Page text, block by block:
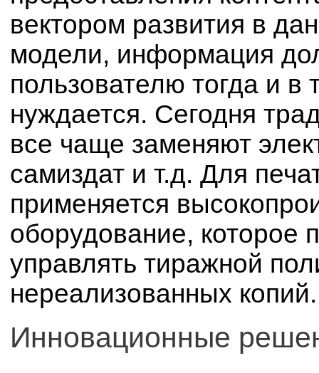
вектором развития в
модели, информация
пользователю тогда и в
нуждается. Сегодня
все чаще заменяют
самиздат и т.д. Для
применяется
оборудование, которое
управлять тиражной
нереализованных копий.
Инновационные